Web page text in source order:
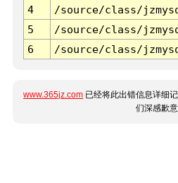
4
/source/class/
5
/source/class/
6
/source/class/
www.365jz.com 已经将此出错信息详细
们深感歉